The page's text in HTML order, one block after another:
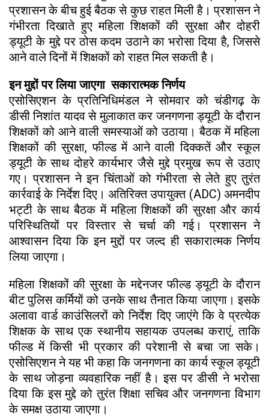
प्रशासन के बीच हुई बैठक से कुछ राहत मिली है। प्रशासन ने
गंभीरता दिखाते हुए महिला शिक्षकों की सुरक्षा और दोहरी
ड्यूटी के मुद्दे पर ठोस कदम उठाने का भरोसा दिया है, जिससे
आने वाले दिनों में शिक्षकों को राहत मिल सकती है।
इन मुद्दों पर लिया जाएगा सकारात्मक निर्णय
एसोसिएशन के प्रतिनिधिमंडल ने सोमवार को चंडीगढ़ के
डीसी निशांत यादव से मुलाकात कर जनगणना ड्यूटी के दौरान
शिक्षकों को आने वाली समस्याओं को उठाया। बैठक में महिला
शिक्षकों की सुरक्षा, फील्ड में आने वाली दिक्कतें और स्कूल
ड्यूटी के साथ दोहरे कार्यभार जैसे मुद्दे प्रमुख रूप से उठाए
गए। प्रशासन ने इन चिंताओं को गंभीरता से लेते हुए तुरंत
कार्रवाई के निर्देश दिए। अतिरिक्त उपायुक्त (ADC) अमनदीप
भट्टी के साथ बैठक में महिला शिक्षकों की सुरक्षा और कार्य
परिस्थितियों पर विस्तार से चर्चा की गई। प्रशासन ने
आश्वासन दिया कि इन मुद्दों पर जल्द ही सकारात्मक निर्णय
लिया जाएगा।
महिला शिक्षकों की सुरक्षा के मद्देनजर फील्ड ड्यूटी के दौरान
बीट पुलिस कर्मियों को उनके साथ तैनात किया जाएगा। इसके
अलावा वार्ड काउंसिलरों को निर्देश दिए जाएंगे कि वे प्रत्येक
शिक्षक के साथ एक स्थानीय सहायक उपलब्ध कराएं, ताकि
फील्ड में किसी भी प्रकार की परेशानी से बचा जा सके।
एसोसिएशन ने यह भी कहा कि जनगणना का कार्य स्कूल ड्यूटी
के साथ जोड़ना व्यवहारिक नहीं है। इस पर डीसी ने भरोसा
दिया कि इस मुद्दे को तुरंत शिक्षा सचिव और जनगणना विभाग
के समक्ष उठाया जाएगा।